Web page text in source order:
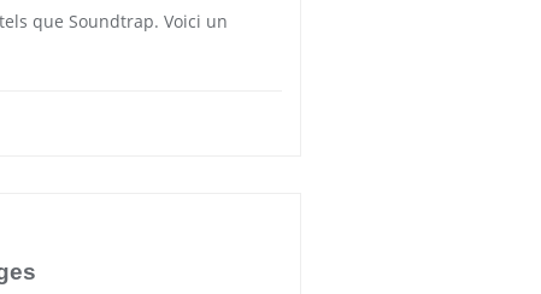
que Soundtrap. Voici un